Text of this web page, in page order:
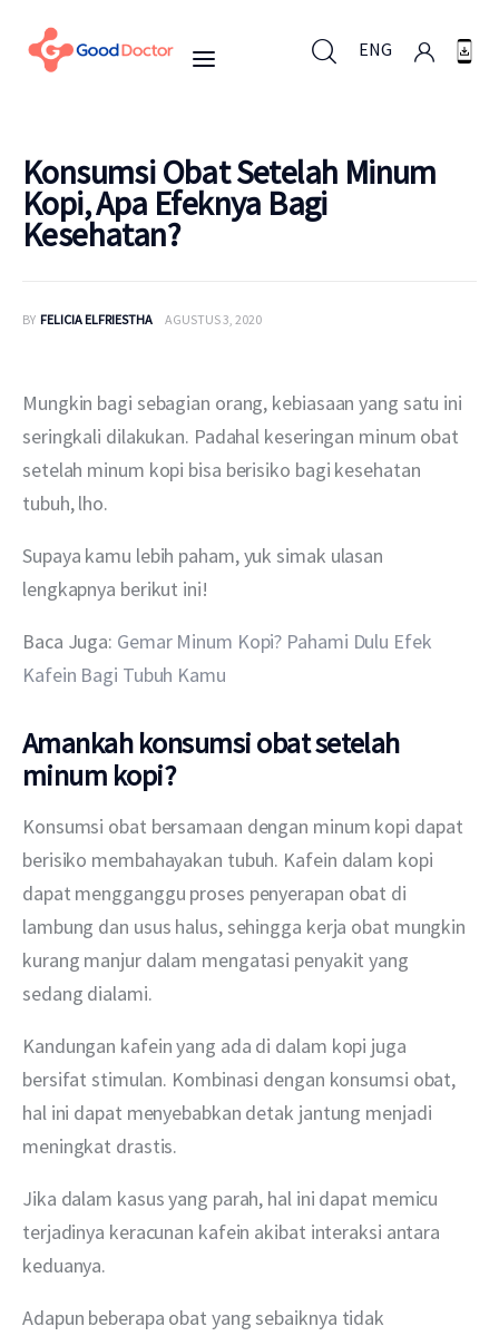
ENG
ENG
Untuk Bisnis
Berita
Layanan
Konsumsi Obat Setelah Minum
Kopi, Apa Efeknya Bagi
Kesehatan?
BY FELICIA ELFRIESTHA AGUSTUS 3, 2020
Mungkin bagi sebagian orang, kebiasaan yang satu ini
seringkali dilakukan. Padahal keseringan minum obat
setelah minum kopi bisa berisiko bagi kesehatan
tubuh, lho.
Supaya kamu lebih paham, yuk simak ulasan
lengkapnya berikut ini!
Baca Juga: Gemar Minum Kopi? Pahami Dulu Efek
Kafein Bagi Tubuh Kamu
Amankah konsumsi obat setelah
minum kopi?
Konsumsi obat bersamaan dengan minum kopi dapat
berisiko membahayakan tubuh. Kafein dalam kopi
dapat mengganggu proses penyerapan obat di
lambung dan usus halus, sehingga kerja obat mungkin
kurang manjur dalam mengatasi penyakit yang
sedang dialami.
Kandungan kafein yang ada di dalam kopi juga
bersifat stimulan. Kombinasi dengan konsumsi obat,
hal ini dapat menyebabkan detak jantung menjadi
meningkat drastis.
Jika dalam kasus yang parah, hal ini dapat memicu
terjadinya keracunan kafein akibat interaksi antara
keduanya.
Adapun beberapa obat yang sebaiknya tidak